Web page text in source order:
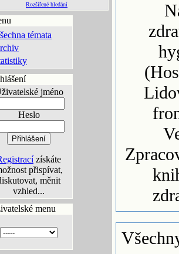
Rozšířené hledání
témata
jméno
Heslo
získáte
přispívat,
měnit
vzhled...
menu